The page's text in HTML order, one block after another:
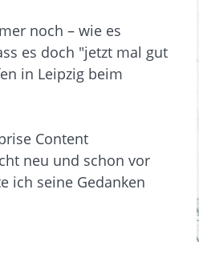
noch – wie es
es doch "jetzt mal gut
in Leipzig beim
Content
neu und schon vor
ich seine Gedanken